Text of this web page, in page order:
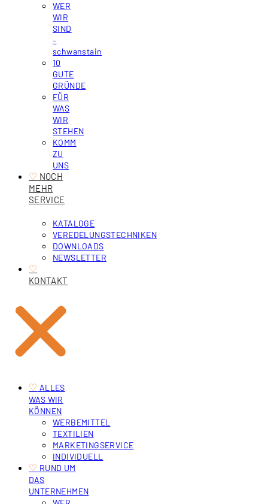
WER
WIR
SIND
–
schwanstain
10
GUTE
GRÜNDE
FÜR
WAS
WIR
STEHEN
KOMM
ZU
UNS
♡ ‎ NOCH
MEHR
SERVICE
KATALOGE
VEREDELUNGSTECHNIKEN
DOWNLOADS
NEWSLETTER
♡
KONTAKT
♡ ‎ ALLES
WAS WIR
KÖNNEN
WERBEMITTEL
TEXTILIEN
MARKETINGSERVICE
INDIVIDUELL
♡ ‎ RUND UM
DAS
UNTERNEHMEN